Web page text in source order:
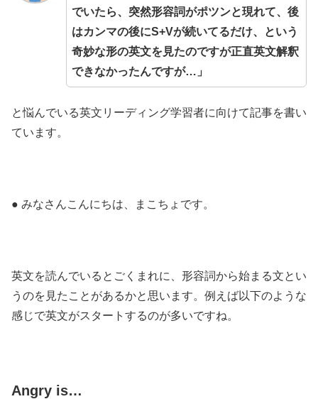
でいたら、突然形容詞がポツンと現れて、後
はカンマの後にS+Vが続いてるだけ、という
奇妙な形の英文を見たのですが正直英文解釈
できなかったんですが…」
と悩んでいる英文リーディング学習者に向けて記事を書い
ています。
● みなさんこんにちは、まこちょです。
英文を読んでいるとごくまれに、形容詞から始まる文とい
うのを見たことがあるかと思います。例えば以下のような
感じで英文がスタートするのが多いですね。
Angry is…